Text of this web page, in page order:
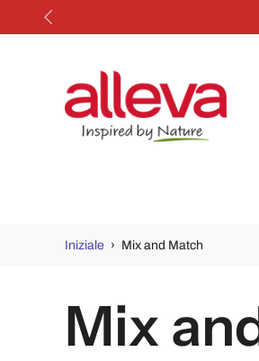
Salta
Iniziale › Mix and Match
Mix